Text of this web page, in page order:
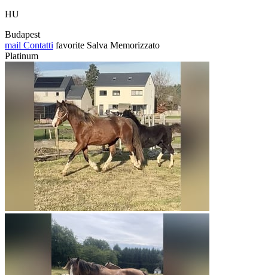
HU
Budapest
mail Contatti favorite Salva Memorizzato
Platinum